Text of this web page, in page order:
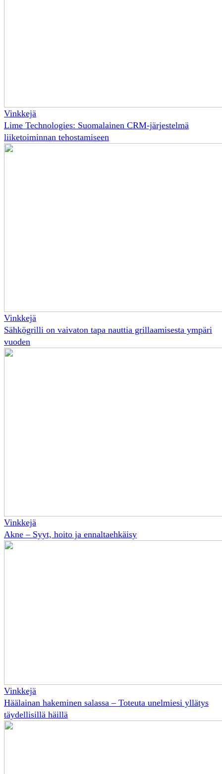
Vinkkejä
Lime Technologies: Suomalainen CRM-järjestelmä
liiketoiminnan tehostamiseen
Vinkkejä
Sähkögrilli on vaivaton tapa nauttia grillaamisesta ympäri
vuoden
Vinkkejä
Akne – Syyt, hoito ja ennaltaehkäisy
Vinkkejä
Häälainan hakeminen salassa – Toteuta unelmiesi yllätys
täydellisillä häillä